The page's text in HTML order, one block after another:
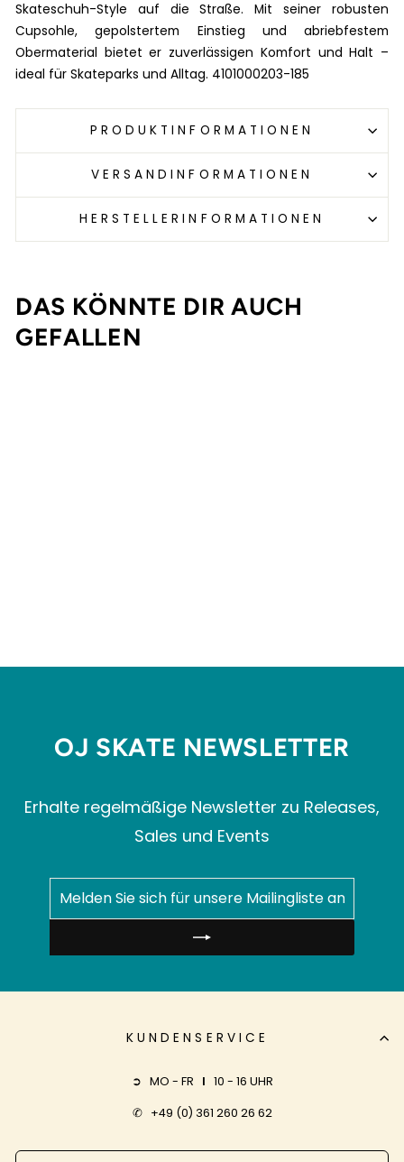
Skateschuh-Style auf die Straße. Mit seiner robusten
Cupsohle, gepolstertem Einstieg und abriebfestem
Obermaterial bietet er zuverlässigen Komfort und Halt –
ideal für Skateparks und Alltag. 4101000203-185
PRODUKTINFORMATIONEN
VERSANDINFORMATIONEN
HERSTELLERINFORMATIONEN
DAS KÖNNTE DIR AUCH
GEFALLEN
OJ SKATE NEWSLETTER
Erhalte regelmäßige Newsletter zu Releases,
Sales und Events
SIE
SICH
FÜR
UNSERE
KUNDENSERVICE
➲ MO - FR I 10 - 16 UHR
✆ +49 (0) 361 260 26 62